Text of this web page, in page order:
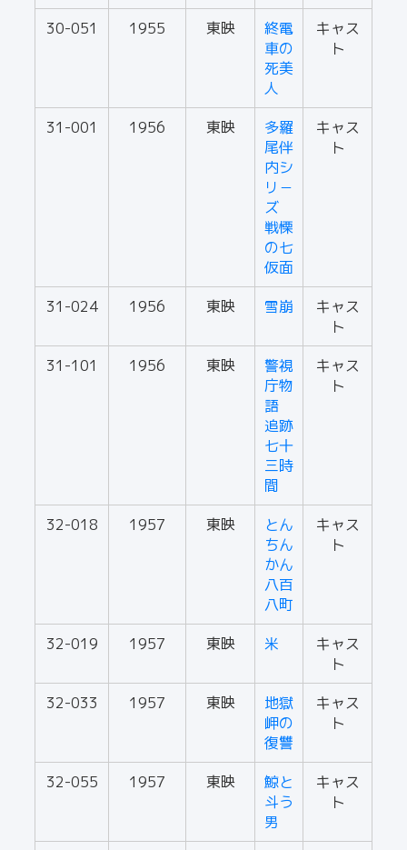
30-051 1955 東映
終電
車の
死美
人
キャス
ト
31-001 1956 東映
多羅
尾伴
内シ
リ－
ズ
戦慄
の七
仮面
キャス
ト
31-024 1956 東映 雪崩
キャス
ト
31-101
1956 東映
警視
庁物
語
追跡
七十
三時
間
キャス
ト
32-018 1957 東映
とん
ちん
かん
八百
八町
キャス
ト
32-019 1957 東映 米
キャス
ト
32-033
1957 東映
地獄
岬の
復讐
キャス
ト
32-055 1957 東映
鯨と
斗う
男
キャス
ト